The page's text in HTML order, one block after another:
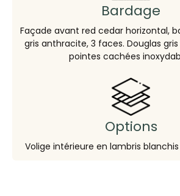
Bardage
Façade avant red cedar horizontal,
gris anthracite, 3 faces. Douglas
pointes cachées
Options
Volige intérieure en lambris